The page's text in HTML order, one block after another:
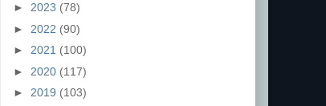
► 2023 (78)
► 2022 (90)
► 2021 (100)
► 2020 (117)
► 2019 (103)